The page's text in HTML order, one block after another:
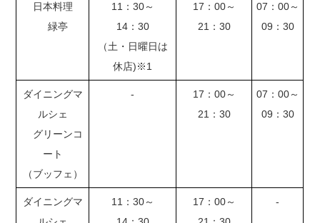
日本料理
緑亭
11：30～
14：30
（土・日曜日は
休店)※1
17：00～
21：30
07：00～
09：30
ダイニングマ
ルシェ
グリーンコ
ート
（ブッフェ）
-
17：00～
21：30
07：00～
09：30
ダイニングマ
11：30～
17：00～
-